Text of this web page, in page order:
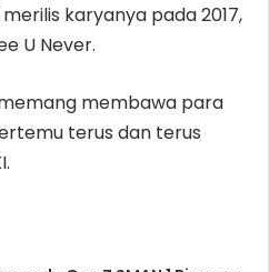
karyanya pada 2017,
U Never.
membawa para
terus dan terus